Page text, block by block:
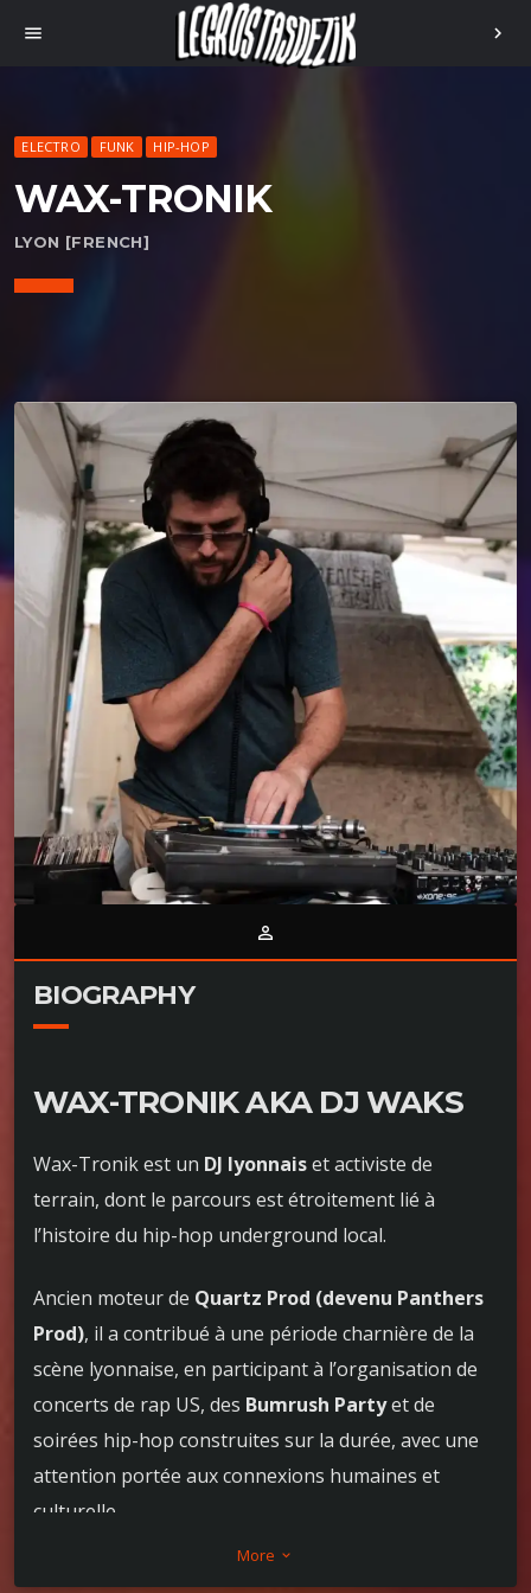
menu chevron_right
ELECTRO FUNK HIP-HOP
WAX-TRONIK
LYON [FRENCH]
person_outline
BIOGRAPHY
WAX-TRONIK AKA DJ WAKS
Wax-Tronik est un DJ lyonnaiset activiste de
terrain, dont le parcours est étroitement lié à
l’histoire du hip-hop underground local.
Ancien moteur de Quartz Prod (devenu Panthers
Prod), il a contribué à une période charnière de la
scène lyonnaise, en participant à l’organisation de
concerts de rap US, des Bumrush Partyet de
soirées hip-hop construites sur la durée, avec une
attention portée aux connexions humaines et
culturelle.
More keyboard_arrow_down